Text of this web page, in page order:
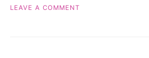
LEAVE A COMMENT